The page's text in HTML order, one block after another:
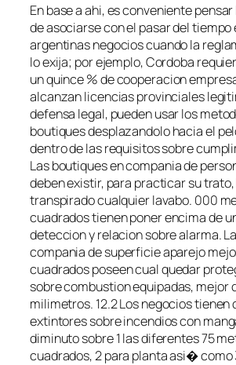
En base a ahi, es conveniente
de asociarse con el pasar del tiempo
argentinas negocios cuando la
lo exija; por ejemplo, Cordoba
un quince % de cooperacion
alcanzan licencias provinciales
defensa legal, pueden usar los
boutiques desplazandolo hacia el
dentro de las requisitos sobre
Las boutiques en compania de
deben existir, para practicar su trato,
transpirado cualquier lavabo. 000
cuadrados tienen poner encima de
deteccion y relacion sobre alarma.
compania de superficie aparejo
cuadrados poseen cual quedar
sobre combustion equipadas, mejor
milimetros. 12.2 Los negocios tienen
extintores sobre incendios con
diminuto sobre 1 las diferentes 75
cuadrados, 2 para planta asi� como